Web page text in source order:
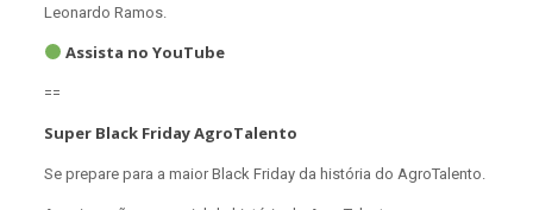
Leonardo Ramos.
Assista no YouTube
==
Super Black Friday AgroTalento
Se prepare para a maior Black Friday da história do AgroTalento.